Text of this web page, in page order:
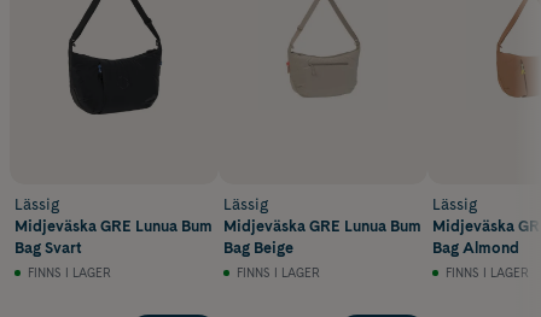
Lässig
Midjeväska GRE Lunua Bum
Bag Svart
FINNS I LAGER
Lässig
Midjeväska GRE Lunua Bum
Bag Beige
FINNS I LAGER
Lässig
Midjeväska
Bag Almond
FINNS I LAGER